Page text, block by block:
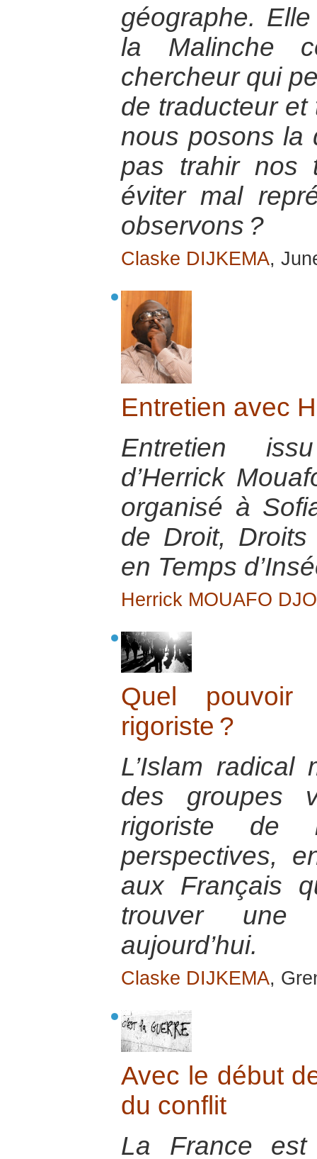
géographe.
la Malinche
chercheur qui
de traducteur
nous posons la
pas trahir nos
éviter mal
observons ?
Claske DIJKEMA,
Entretien avec
Entretien
d’Herrick
organisé à
de Droit,
en Temps
Herrick MOUAFO
Quel pouvoir
rigoriste ?
L’Islam radical
des groupes
rigoriste de
perspectives,
aux Français
trouver
aujourd’hui.
Claske DIJKEMA,
Avec le début
du conflit
La France